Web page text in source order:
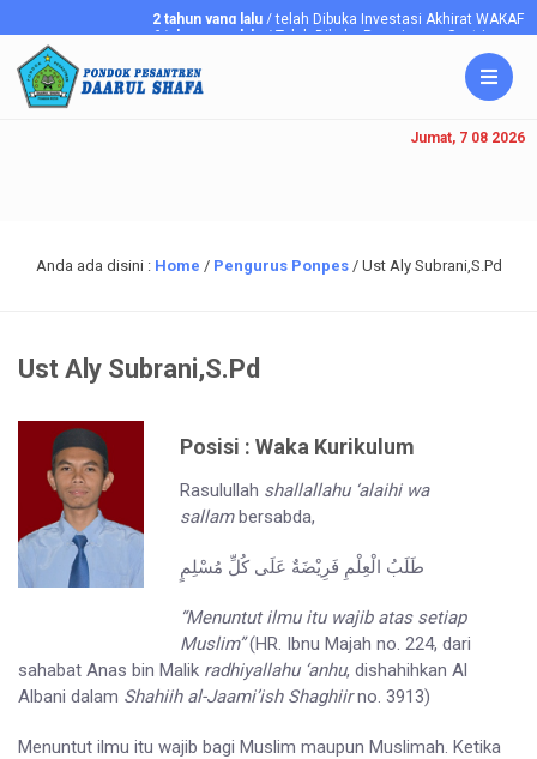
2 tahun yang lalu/ telah Dibuka Investasi Akhirat WAKAF
6 tahun yang lalu/ Telah Dibuka Penerimaan Santriawan/i
Jumat, 7 08 2026
Anda ada disini : Home / Pengurus Ponpes/ Ust Aly Subrani,S.Pd
Ust Aly Subrani,S.Pd
Posisi : Waka Kurikulum
Rasulullah shallallahu ‘alaihi wa
sallambersabda,
طَلَبُ الْعِلْمِ فَرِيْضَةٌ عَلَى كُلِّ مُسْلِمٍ
“Menuntut ilmu itu wajib atas setiap
Muslim”(HR. Ibnu Majah no. 224, dari
sahabat Anas bin Malik radhiyallahu ‘anhu, dishahihkan Al
Albani dalam Shahiih al-Jaami’ish Shaghiirno. 3913)
Menuntut ilmu itu wajib bagi Muslim maupun Muslimah. Ketika